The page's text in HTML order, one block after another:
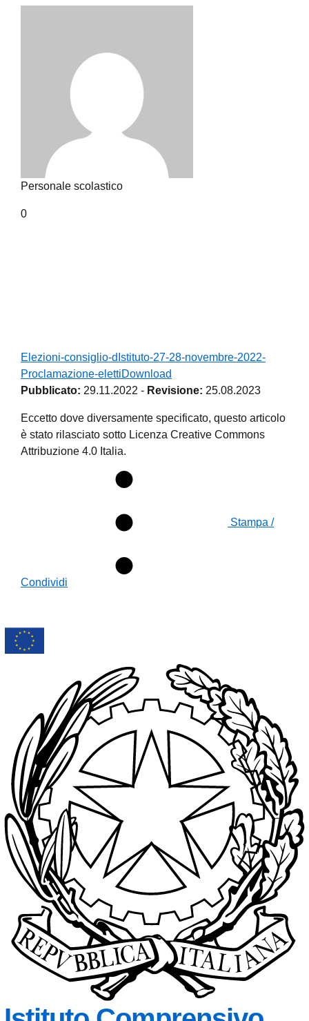
Personale scolastico
0
Elezioni-consiglio-dIstituto-27-28-novembre-2022-
Proclamazione-elettiDownload
Pubblicato: 29.11.2022 - Revisione: 25.08.2023
Eccetto dove diversamente specificato, questo articolo
è stato rilasciato sotto Licenza Creative Commons
Attribuzione 4.0 Italia.
Stampa /
Condividi